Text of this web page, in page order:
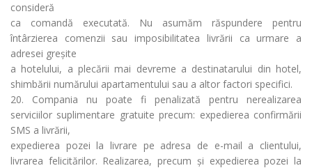
consideră
ca comandă executată. Nu asumăm răspundere pentru
întârzierea comenzii sau imposibilitatea livrării ca urmare a
adresei greșite
a hotelului, a plecării mai devreme a destinatarului din hotel,
shimbării numărului apartamentului sau a altor factori specifici.
20. Compania nu poate fi penalizată pentru nerealizarea
serviciilor suplimentare gratuite precum: expedierea confirmării
SMS a livrării,
expedierea pozei la livrare pe adresa de e-mail a clientului,
livrarea felicitărilor. Realizarea, precum și expedierea pozei la